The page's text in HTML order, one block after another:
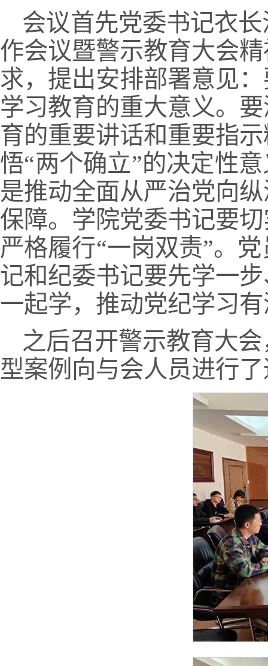
会议首先党委书记衣
作会议暨警示教育大会
求，提出安排部署意见
学习教育的重大意义。
育的重要讲话和重要指
悟“两个确立”的决定性
是推动全面从严治党向
保障。学院党委书记要
严格履行“一岗双责”。
记和纪委书记要先学一
一起学，推动党纪学习
之后召开警示教育大
型案例向与会人员进行